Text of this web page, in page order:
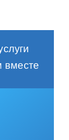
вместе